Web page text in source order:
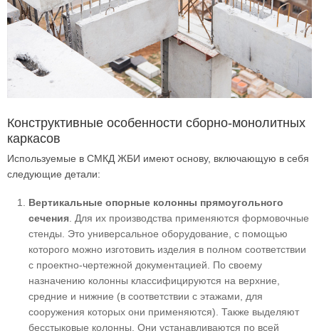
Конструктивные особенности сборно-монолитных
каркасов
Используемые в СМКД ЖБИ имеют основу, включающую в себя
следующие детали:
Вертикальные опорные колонны прямоугольного
сечения. Для их производства применяются формовочные
стенды. Это универсальное оборудование, с помощью
которого можно изготовить изделия в полном соответствии
с проектно-чертежной документацией. По своему
назначению колонны классифицируются на верхние,
средние и нижние (в соответствии с этажами, для
сооружения которых они применяются). Также выделяют
бесстыковые колонны. Они устанавливаются по всей